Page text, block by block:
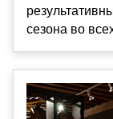
сезона во